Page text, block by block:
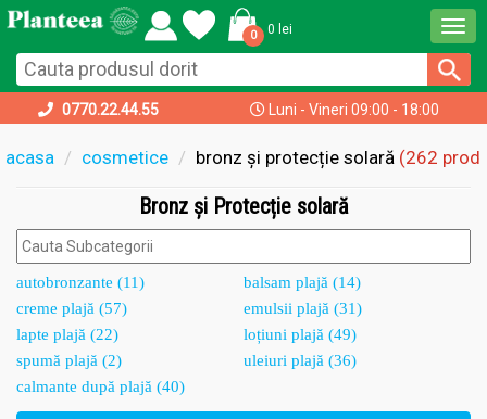
0 0 lei
0770.22.44.55 Luni - Vineri 09:00 - 18:00
acasa cosmetice bronz și protecție solară (262
Bronz și Protecție solară
autobronzante (11)
balsam plajă (14)
creme plajă (57)
emulsii plajă (31)
lapte plajă (22)
loțiuni plajă (49)
spumă plajă (2)
uleiuri plajă (36)
calmante după plajă (40)